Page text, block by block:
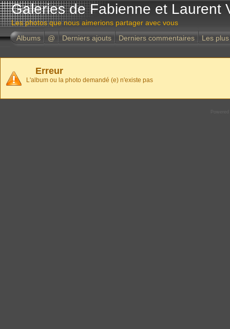
Galeries de Fabienne et Laurent
Les photos que nous aimerions partager avec vous
Albums
@ Derniers ajouts Derniers commentaires Les
Erreur
L'album ou la photo demandé (e) n'existe pas